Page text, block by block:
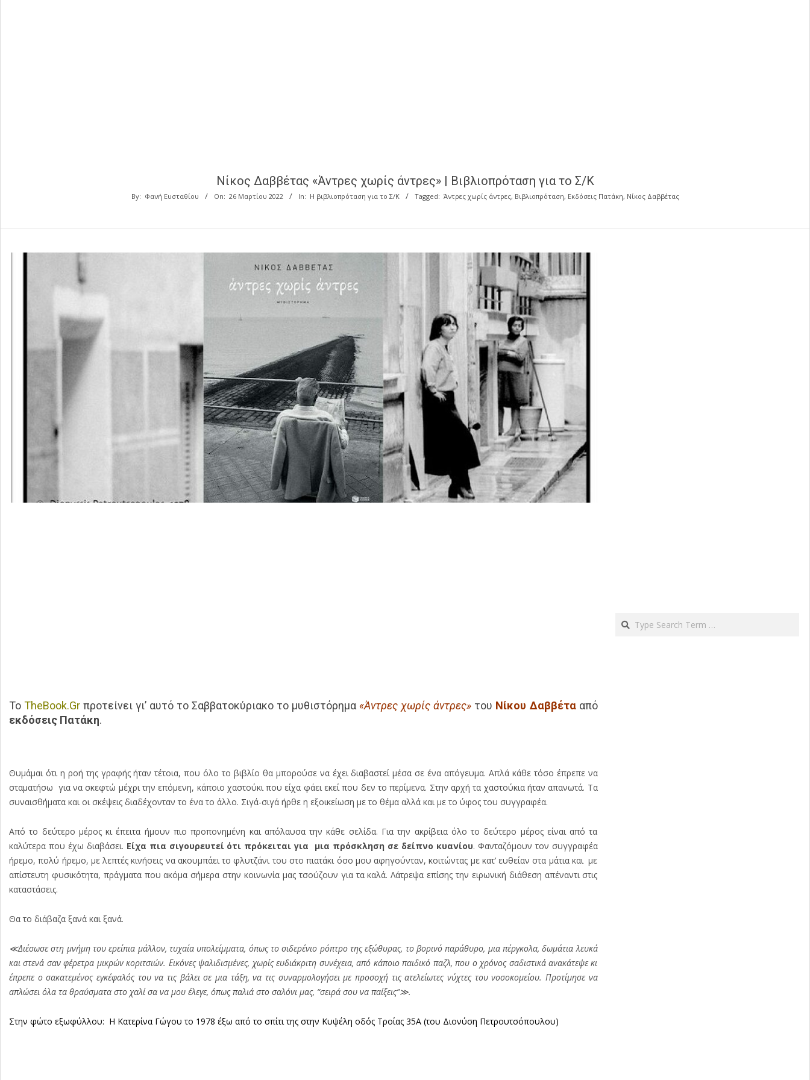
Νίκος Δαββέτας «Άντρες χωρίς άντρες» | Βιβλιοπρόταση για το Σ/Κ
By: Φανή Ευσταθίου On: 26 Μαρτίου 2022 In: Η βιβλιοπρόταση για το Σ/Κ Tagged: Άντρες χωρίς άντρες, Βιβλιοπρόταση, Εκδόσεις Πατάκη, Νίκος Δαββέτας
Το TheBook.Gr προτείνει γι’ αυτό το Σαββατοκύριακο το μυθιστόρημα «Άντρες χωρίς άντρες» του Νίκου Δαββέτααπό
εκδόσεις Πατάκη.
Θυμάμαι ότι η ροή της γραφής ήταν τέτοια, που όλο το βιβλίο θα μπορούσε να έχει διαβαστεί μέσα σε ένα απόγευμα. Απλά κάθε τόσο έπρεπε να
σταματήσω για να σκεφτώ μέχρι την επόμενη, κάποιο χαστούκι που είχα φάει εκεί που δεν το περίμενα. Στην αρχή τα χαστούκια ήταν απανωτά. Τα
συναισθήματα και οι σκέψεις διαδέχονταν το ένα το άλλο. Σιγά-σιγά ήρθε η εξοικείωση με το θέμα αλλά και με το ύφος του συγγραφέα.
Από το δεύτερο μέρος κι έπειτα ήμουν πιο προπονημένη και απόλαυσα την κάθε σελίδα. Για την ακρίβεια όλο το δεύτερο μέρος είναι από τα
καλύτερα που έχω διαβάσει. Είχα πια σιγουρευτεί ότι πρόκειται για μια πρόσκληση σε δείπνο κυανίου. Φανταζόμουν τον συγγραφέα
ήρεμο, πολύ ήρεμο, με λεπτές κινήσεις να ακουμπάει το φλυτζάνι του στο πιατάκι όσο μου αφηγούνταν, κοιτώντας με κατ’ ευθείαν στα μάτια και με
απίστευτη φυσικότητα, πράγματα που ακόμα σήμερα στην κοινωνία μας τσούζουν για τα καλά. Λάτρεψα επίσης την ειρωνική διάθεση απέναντι στις
καταστάσεις.
Θα το διάβαζα ξανά και ξανά.
≪Διέσωσε στη μνήμη του ερείπια μάλλον, τυχαία υπολείμματα, όπως το σιδερένιο ρόπτρο της εξώθυρας, το βορινό παράθυρο, μια πέργκολα, δωμάτια λευκά
και στενά σαν φέρετρα μικρών κοριτσιών. Εικόνες ψαλιδισμένες, χωρίς ευδιάκριτη συνέχεια, από κάποιο παιδικό παζλ, που ο χρόνος σαδιστικά ανακάτεψε κι
έπρεπε ο σακατεμένος εγκέφαλός του να τις βάλει σε μια τάξη, να τις συναρμολογήσει με προσοχή τις ατελείωτες νύχτες του νοσοκομείου. Προτίμησε να
απλώσει όλα τα θραύσματα στο χαλί σα να μου έλεγε, όπως παλιά στο σαλόνι μας, “σειρά σου να παίξεις”≫.
Στην φώτο εξωφύλλου: Η Κατερίνα Γώγου το 1978 έξω από το σπίτι της στην Κυψέλη οδός Τροίας 35Α (του Διονύση Πετρουτσόπουλου)
Search